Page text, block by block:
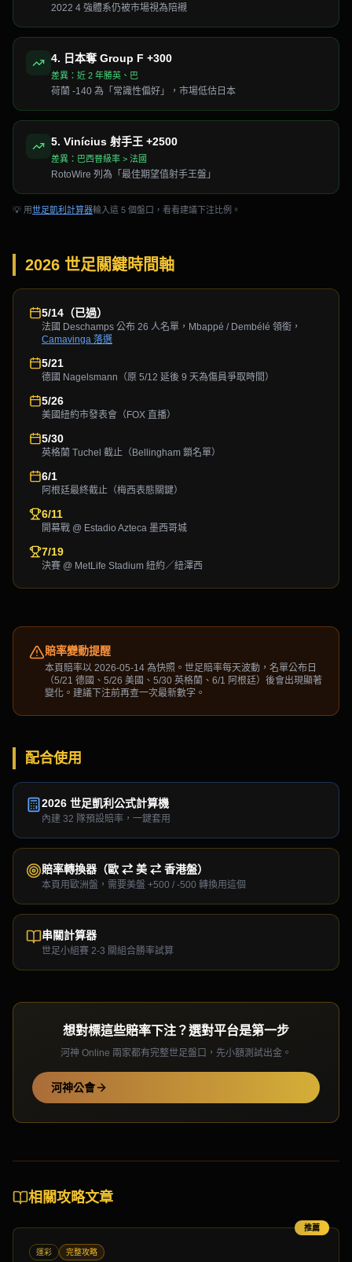
2022 4 強體系仍被市場視為陪襯
4. 日本奪 Group F +300
差異： 近 2 年勝英、巴
荷蘭 -140 為「常識性偏好」，市場低估日本
5. Vinícius 射手王 +2500
差異： 巴西晉級率 > 法國
RotoWire 列為「最佳期望值射手王盤」
💡 用世足凱利計算器輸入這 5 個盤口，看看建議下注比例。
2026 世足關鍵時間軸
5/14（已過）
法國 Deschamps 公布 26 人名單，Mbappé / Dembélé 領銜，
Camavinga 落選
5/21
德國 Nagelsmann（原 5/12 延後 9 天為傷員爭取時間）
5/26
美國紐約市發表會（FOX 直播）
5/30
英格蘭 Tuchel 截止（Bellingham 鎖名單）
6/1
阿根廷最終截止（梅西表態關鍵）
6/11
開幕戰 @ Estadio Azteca 墨西哥城
7/19
決賽 @ MetLife Stadium 紐約／紐澤西
賠率變動提醒
本頁賠率以 2026-05-14 為快照。世足賠率每天波動，名單公布日
（5/21 德國、5/26 美國、5/30 英格蘭、6/1 阿根廷）後會出現顯著
變化。建議下注前再查一次最新數字。
配合使用
2026 世足凱利公式計算機
內建 32 隊預設賠率，一鍵套用
賠率轉換器（歐 ⇄ 美 ⇄ 香港盤）
本頁用歐洲盤，需要美盤 +500 / -500 轉換用這個
串關計算器
世足小組賽 2-3 關組合勝率試算
想對標這些賠率下注？選對平台是第一步
河神 Online 兩家都有完整世足盤口，先小額測試出金。
河神公會
相關攻略文章
推薦
運彩 完整攻略